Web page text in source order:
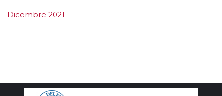
Dicembre 2021